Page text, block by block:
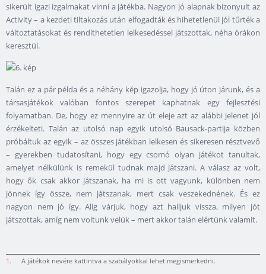
sikerült igazi izgalmakat vinni a játékba. Nagyon jó alapnak bizonyult az
Activity – a kezdeti tiltakozás után elfogadták és hihetetlenül jól tűrték a
változtatásokat és rendíthetetlen lelkesedéssel játszottak, néha órákon
keresztül.
Talán ez a pár példa és a néhány kép igazolja, hogy jó úton járunk, és a
társasjátékok valóban fontos szerepet kaphatnak egy fejlesztési
folyamatban. De, hogy ez mennyire az út eleje azt az alábbi jelenet jól
érzékelteti. Talán az utolsó nap egyik utolsó Bausack-partija közben
próbáltuk az egyik – az összes játékban lelkesen és sikeresen résztvevő
– gyerekben tudatosítani, hogy egy csomó olyan játékot tanultak,
amelyet nélkülünk is remekül tudnak majd játszani. A válasz az volt,
hogy ők csak akkor játszanak, ha mi is ott vagyunk, különben nem
jönnek így össze, nem játszanak, mert csak veszekednének. És ez
nagyon nem jó így. Alig várjuk, hogy azt halljuk vissza, milyen jót
játszottak, amíg nem voltunk velük – mert akkor talán elértünk valamit.
1. A játékok nevére kattintva a szabályokkal lehet megismerkedni.